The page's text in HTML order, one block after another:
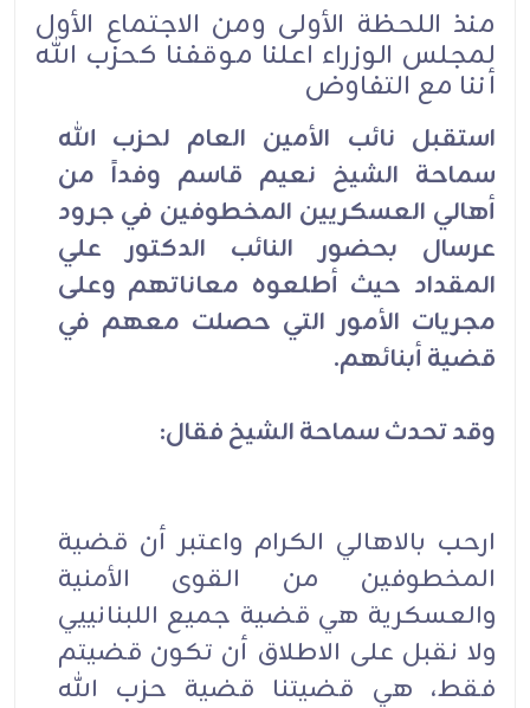
منذ اللحظة الأولى ومن الاجتماع الأول
لمجلس الوزراء اعلنا موقفنا كحزب الله
أننا مع التفاوض
استقبل نائب الأمين العام لحزب الله
سماحة الشيخ نعيم قاسم وفداً من
أهالي العسكريين المخطوفين في جرود
عرسال بحضور النائب الدكتور علي
المقداد حيث أطلعوه معاناتهم وعلى
مجريات الأمور التي حصلت معهم في
قضية أبنائهم.
وقد تحدث سماحة الشيخ فقال:
ارحب بالاهالي الكرام واعتبر أن قضية
المخطوفين من القوى الأمنية
والعسكرية هي قضية جميع اللبنانييي
ولا نقبل على الاطلاق أن تكون قضيتم
فقط، هي قضيتنا قضية حزب الله